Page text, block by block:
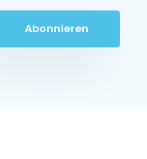
Abonnieren